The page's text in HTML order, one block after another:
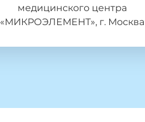
медицинского центра
«МИКРОЭЛЕМЕНТ», г. Москва